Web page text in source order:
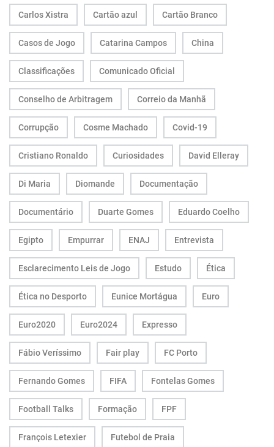
Carlos Xistra Cartão azul Cartão Branco
Casos de Jogo Catarina Campos China
Classificações Comunicado Oficial
Conselho de Arbitragem Correio da Manhã
Corrupção Cosme Machado Covid-19
Cristiano Ronaldo Curiosidades David Elleray
Di Maria Diomande Documentação
Documentário Duarte Gomes Eduardo Coelho
Egipto Empurrar ENAJ Entrevista
Esclarecimento Leis de Jogo Estudo Ética
Ética no Desporto Eunice Mortágua Euro
Euro2020 Euro2024 Expresso
Fábio Veríssimo Fair play FC Porto
Fernando Gomes FIFA Fontelas Gomes
Football Talks Formação FPF
François Letexier Futebol de Praia